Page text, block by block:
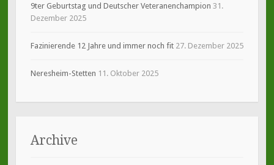
9ter Geburtstag und Deutscher Veteranenchampion 31.
Dezember 2025
Fazinierende 12 Jahre und immer noch fit 27. Dezember 2025
Neresheim-Stetten 11. Oktober 2025
Archive